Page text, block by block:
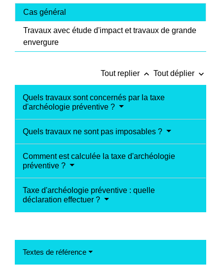
Cas général
Travaux avec étude d'impact et travaux de grande
envergure
Tout replier keyboard_arrow_up Tout déplier keyboard_arrow_down
Quels travaux sont concernés par la taxe
d'archéologie préventive ?
Quels travaux ne sont pas imposables ?
Comment est calculée la taxe d'archéologie
préventive ?
Taxe d'archéologie préventive : quelle
déclaration effectuer ?
Textes de référence